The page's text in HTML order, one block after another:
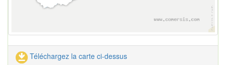
Téléchargez la carte ci-dessus